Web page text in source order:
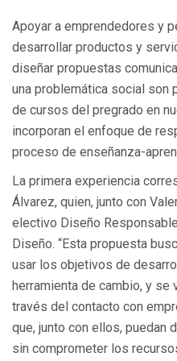
Apoyar a emprendedores y
desarrollar productos y
diseñar propuestas
una problemática social son
de cursos del pregrado en
incorporan el enfoque de
proceso de enseñanza-
La primera experiencia
Álvarez, quien, junto con
electivo Diseño
Diseño. “Esta propuesta
usar los objetivos de
herramienta de cambio, y se
través del contacto con
que, junto con ellos, puedan
sin comprometer los